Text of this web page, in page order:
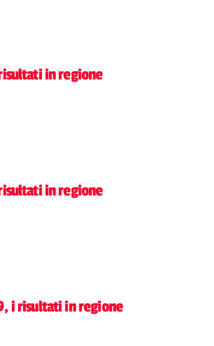
in regione
in regione
i risultati in regione